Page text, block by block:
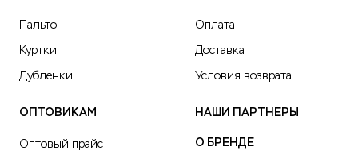
Пальто
Куртки
Дубленки
Оплата
Доставка
Условия возврата
ОПТОВИКАМ
Оптовый прайс
НАШИ ПАРТНЕРЫ
О БРЕНДЕ